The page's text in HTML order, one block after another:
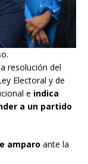
resolución del
Electoral y de
e indica
a un partido
amparo ante la